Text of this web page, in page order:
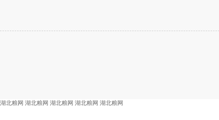
湖北粮网 湖北粮网 湖北粮网 湖北粮网 湖北粮网